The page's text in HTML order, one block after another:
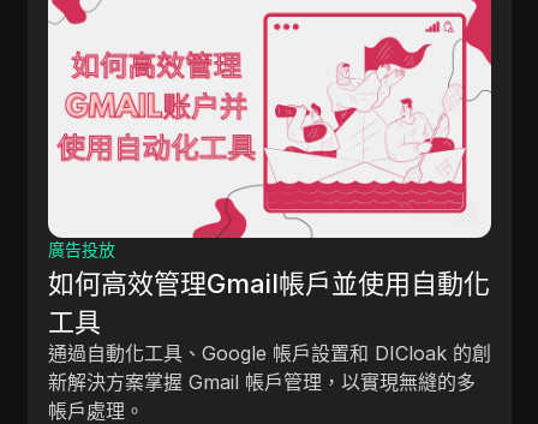
廣告投放
如何高效管理Gmail帳戶並使用自動化
工具
通過自動化工具、Google 帳戶設置和 DICloak 的創
新解決方案掌握 Gmail 帳戶管理，以實現無縫的多
帳戶處理。